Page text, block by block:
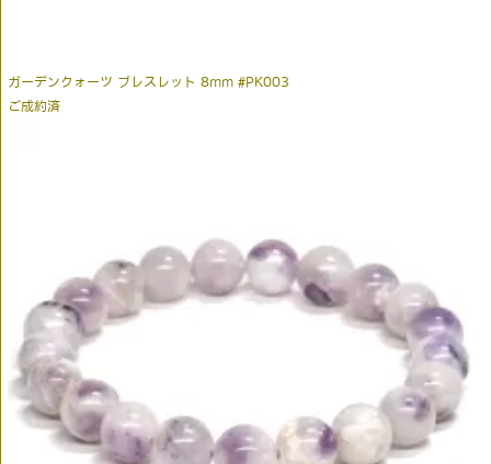
ガーデンクォーツ ブレスレット 8mm #PK003
ご成約済